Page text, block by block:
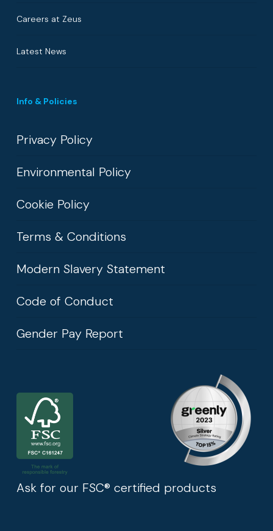
Careers at Zeus
Latest News
Info & Policies
Privacy Policy
Environmental Policy
Cookie Policy
Terms & Conditions
Modern Slavery Statement
Code of Conduct
Gender Pay Report
Ask for our FSC® certified products